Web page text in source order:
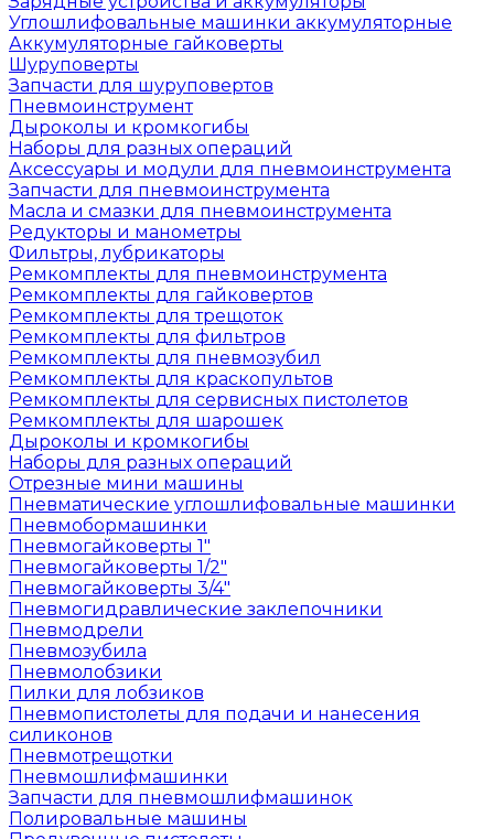
Углошлифовальные машинки аккумуляторные
Аккумуляторные гайковерты
Шуруповерты
Запчасти для шуруповертов
Пневмоинструмент
Дыроколы и кромкогибы
Наборы для разных операций
Аксессуары и модули для пневмоинструмента
Запчасти для пневмоинструмента
Масла и смазки для пневмоинструмента
Редукторы и манометры
Фильтры, лубрикаторы
Ремкомплекты для пневмоинструмента
Ремкомплекты для гайковертов
Ремкомплекты для трещоток
Ремкомплекты для фильтров
Ремкомплекты для пневмозубил
Ремкомплекты для краскопультов
Ремкомплекты для сервисных пистолетов
Ремкомплекты для шарошек
Дыроколы и кромкогибы
Наборы для разных операций
Отрезные мини машины
Пневматические углошлифовальные машинки
Пневмобормашинки
Пневмогайковерты 1"
Пневмогайковерты 1/2"
Пневмогайковерты 3/4"
Пневмогидравлические заклепочники
Пневмодрели
Пневмозубила
Пневмолобзики
Пилки для лобзиков
Пневмопистолеты для подачи и нанесения
силиконов
Пневмотрещотки
Пневмошлифмашинки
Запчасти для пневмошлифмашинок
Полировальные машины